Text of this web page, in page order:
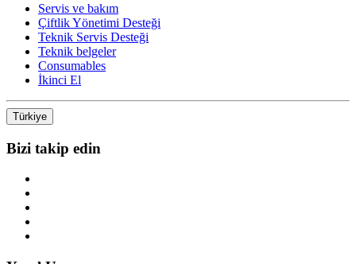
Servis ve bakım
Çiftlik Yönetimi Desteği
Teknik Servis Desteği
Teknik belgeler
Consumables
İkinci El
Türkiye
Bizi takip edin